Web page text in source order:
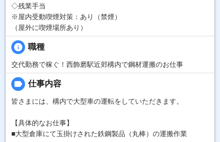
◇残業手当
※屋内受動喫煙対策：あり（禁煙）
（屋外に喫煙場所あり）
info 職種
交代勤務で稼ぐ！西飾磨駅近郊構内で鋼材運搬のお仕事
label 仕事内容
皆さまには、構内で大型車の運転をしていただきます。
【具体的なお仕事】
■大型倉庫にて玉掛けされた鉄鋼製品（丸棒）の運搬作業